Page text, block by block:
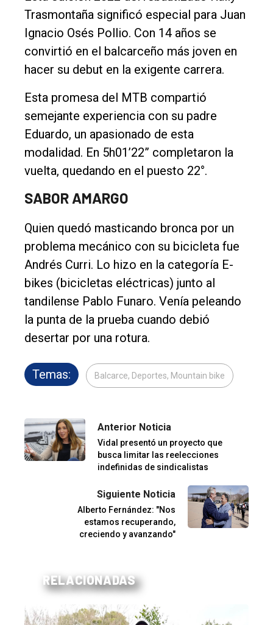
Trasmontaña significó especial para Juan
Ignacio Osés Pollio. Con 14 años se
convirtió en el balcarceño más joven en
hacer su debut en la exigente carrera.
Esta promesa del MTB compartió
semejante experiencia con su padre
Eduardo, un apasionado de esta
modalidad. En 5h01’22” completaron la
vuelta, quedando en el puesto 22°.
SABOR AMARGO
Quien quedó masticando bronca por un
problema mecánico con su bicicleta fue
Andrés Curri. Lo hizo en la categoría E-
bikes (bicicletas eléctricas) junto al
tandilense Pablo Funaro. Venía peleando
la punta de la prueba cuando debió
desertar por una rotura.
Temas: Balcarce, Deportes, Mountain bike
Anterior Noticia
Vidal presentó un proyecto que
busca limitar las reelecciones
indefinidas de sindicalistas
Siguiente Noticia
Alberto Fernández: "Nos
estamos recuperando,
creciendo y avanzando"
RELACIONADAS